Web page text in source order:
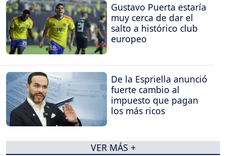
Gustavo Puerta estaría
muy cerca de dar el
salto a histórico club
europeo
De la Espriella anunció
fuerte cambio al
impuesto que pagan
los más ricos
VER MÁS +